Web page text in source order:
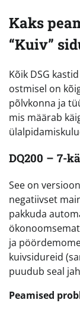
Kaks
“Kuiv”
Kõik DSG
ostmisel on
põlvkonna ja
mis määrab
DQ200 – 7-
See on
negatiivset
pakkuda
ja
kuivsidureid
puudub seal
Peamised